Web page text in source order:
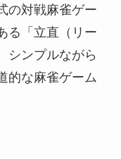
の対戦麻雀ゲー
る「立直（リー
シンプルながら
的な麻雀ゲーム